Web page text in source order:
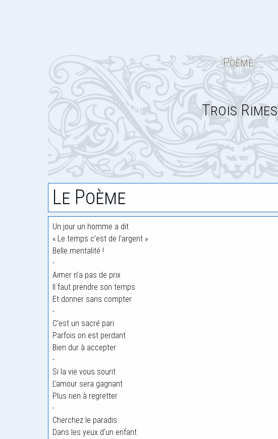
Poème:
Trois Rimes
Le Poème
Un jour un homme a dit
« Le temps c’est de l’argent »
Belle mentalité !
-
Aimer n’a pas de prix
Il faut prendre son temps
Et donner sans compter
-
C’est un sacré pari
Parfois on est perdant
Bien dur à accepter
-
Si la vie vous sourit
L’amour sera gagnant
Plus rien à regretter
-
Cherchez le paradis
Dans les yeux d’un enfant